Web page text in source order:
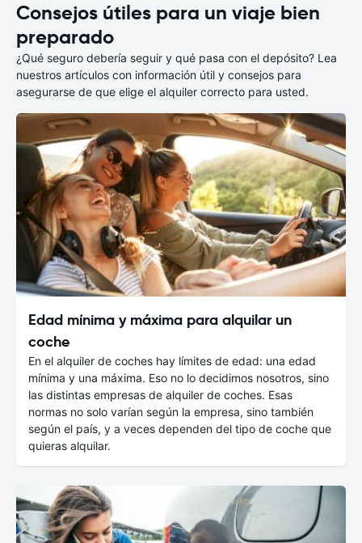
Consejos útiles para un viaje bien
preparado
¿Qué seguro debería seguir y qué pasa con el depósito? Lea
nuestros artículos con información útil y consejos para
asegurarse de que elige el alquiler correcto para usted.
Edad mínima y máxima para alquilar un
coche
En el alquiler de coches hay límites de edad: una edad
mínima y una máxima. Eso no lo decidimos nosotros, sino
las distintas empresas de alquiler de coches. Esas
normas no solo varían según la empresa, sino también
según el país, y a veces dependen del tipo de coche que
quieras alquilar.